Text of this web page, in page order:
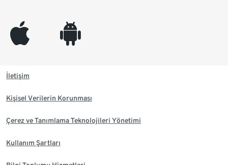
appleinc android
İletişim
Kişisel Verilerin Korunması
Çerez ve Tanımlama Teknolojileri Yönetimi
Kullanım Şartları